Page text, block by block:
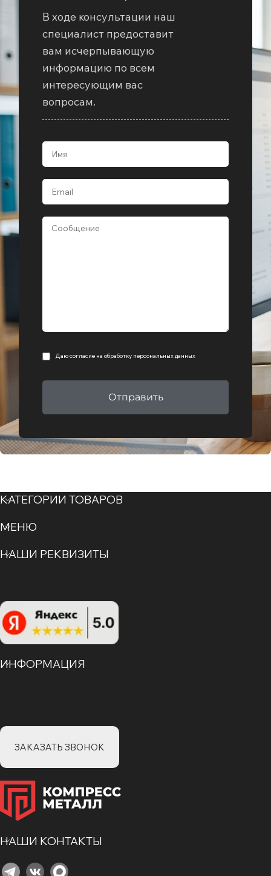
В ходе консультации наш
специалист предоставит
вам исчерпывающую
информацию по всем
интересующим вас
вопросам.
Даю согласие на обработку персональных данных
Отправить
КАТЕГОРИИ ТОВАРОВ
МЕНЮ
НАШИ РЕКВИЗИТЫ
ИНФОРМАЦИЯ
ЗАКАЗАТЬ ЗВОНОК
НАШИ КОНТАКТЫ